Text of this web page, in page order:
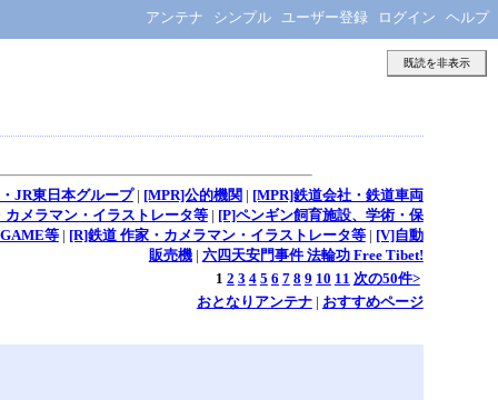
アンテナ シンプル ユーザー登録 ログイン ヘルプ
既読を非表示
JR東日本グループ| [MPR]公的機関 | [MPR]鉄道会社・鉄道車両
カメラマン・イラストレータ等| [P]ペンギン飼育施設、学術・保
等| [R]鉄道 作家・カメラマン・イラストレータ等| [V]自動
販売機| 六四天安門事件 法輪功 Free Tibet!
1 2 3 4 5 6 7 8 9 10 11 次の50件>
おとなりアンテナ| おすすめページ